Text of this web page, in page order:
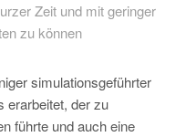
Zeit und mit geringer
zu können
simulationsgeführter
erarbeitet, der zu
führte und auch eine